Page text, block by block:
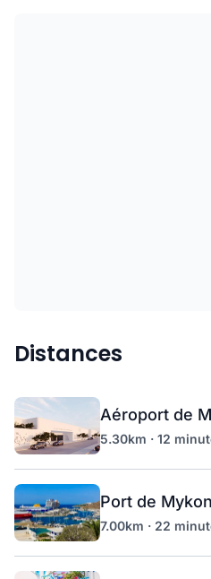
Distances
Aéroport de
5.30km · 12
Port de
7.00km · 22